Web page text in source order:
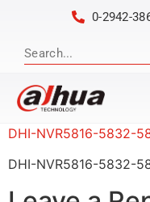
0-2942-
DHI-NVR5816-5832-
DHI-NVR5816-5832-